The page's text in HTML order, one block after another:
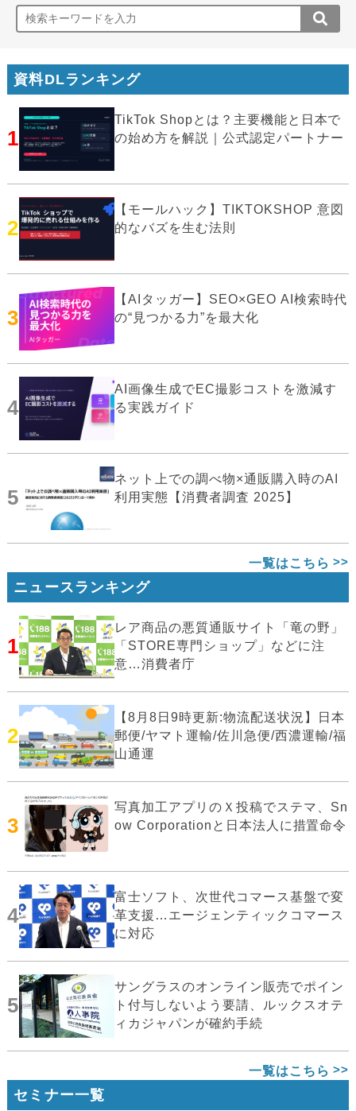
資料DLランキング
1
TikTok Shopとは？主要機能と日本で
の始め方を解説｜公式認定パートナー
2
【モールハック】TIKTOKSHOP 意図
的なバズを生む法則
3
【AIタッガー】SEO×GEO AI検索時代
の“見つかる力”を最大化
4
AI画像生成でEC撮影コストを激減す
る実践ガイド
5
ネット上での調べ物×通販購入時のAI
利用実態【消費者調査 2025】
一覧はこちら
ニュースランキング
1
レア商品の悪質通販サイト「竜の野」
「STORE専門ショップ」などに注
意…消費者庁
2
【8月8日9時更新:物流配送状況】日本
郵便/ヤマト運輸/佐川急便/西濃運輸/福
山通運
3
写真加工アプリのＸ投稿でステマ、Sn
ow Corporationと日本法人に措置命令
4
富士ソフト、次世代コマース基盤で変
革支援…エージェンティックコマース
に対応
5
サングラスのオンライン販売でポイン
ト付与しないよう要請、ルックスオテ
ィカジャパンが確約手続
一覧はこちら
セミナー一覧